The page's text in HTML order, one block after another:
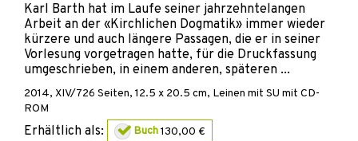
Karl Barth hat im Laufe seiner jahrzehntelangen
Arbeit an der «Kirchlichen Dogmatik» immer wieder
kürzere und auch längere Passagen, die er in seiner
Vorlesung vorgetragen hatte, für die Druckfassung
umgeschrieben, in einem anderen, späteren ...
2014, XIV/726 Seiten, 12.5 x 20.5 cm, Leinen mit SU mit CD-
ROM
Erhältlich als: Buch130,00 €